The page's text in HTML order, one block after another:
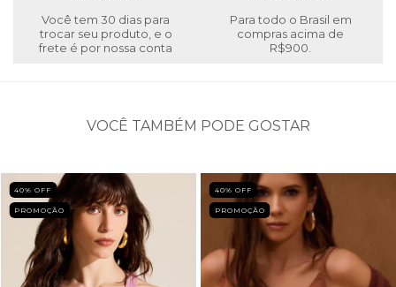
Você tem 30 dias para
trocar seu produto, e o
frete é por nossa conta
Para todo o Brasil em
compras acima de
R$900.
VOCÊ TAMBÉM PODE GOSTAR
40% OFF
PROMOÇÃO
40% OFF
PROMOÇÃO